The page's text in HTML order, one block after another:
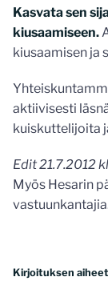
Kasvata sen
kiusaamiseen.
kiusaamisen ja
aktiivisesti
kuiskuttelijoita
Edit 21.7.2012
Myös Hesarin
Kirjoituksen